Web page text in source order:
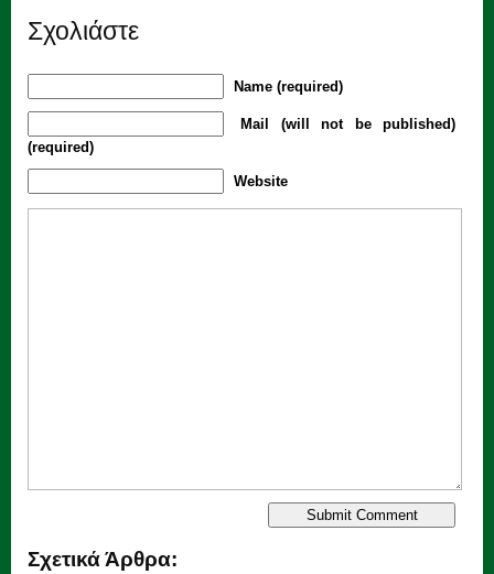
Σχολιάστε
Name (required)
Mail (will not be published)
(required)
Website
Σχετικά Άρθρα: